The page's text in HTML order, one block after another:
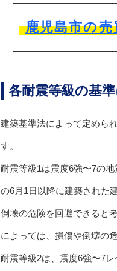
鹿児島市の
各耐震等級の基
建築基準法によって定めら
す。
耐震等級1は震度6強〜7の
の6月1日以降に建築された
倒壊の危険を回避できると
によっては、損傷や倒壊の
耐震等級2は、震度6強〜7